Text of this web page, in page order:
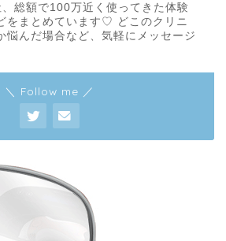
総額で100万近く使ってきた体験
をまとめています♡ どこのクリニ
悩んだ場合など、気軽にメッセージ
＼ Follow me ／